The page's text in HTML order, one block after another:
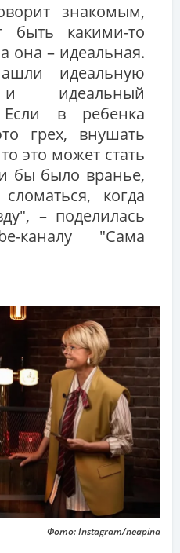
знакомым,
быть какими-то
она – идеальная.
идеальную
и идеальный
Если в ребенка
грех, внушать
это может стать
бы было вранье,
когда
– поделилась
каналу "Сама
Фото: Instagram/neapina